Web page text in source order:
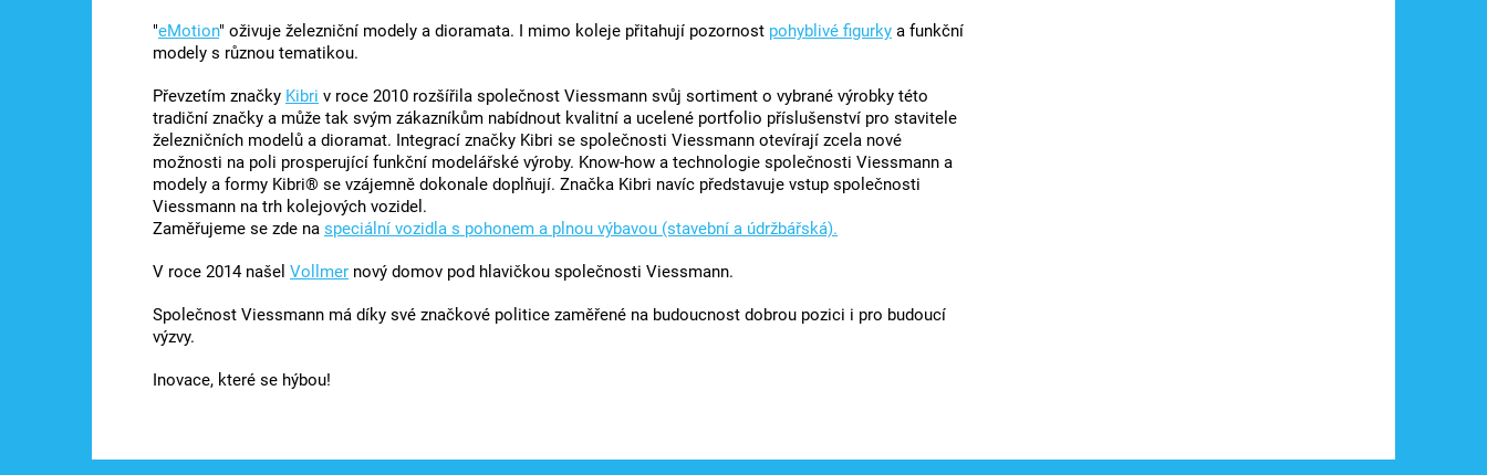
"eMotion" oživuje železniční modely a dioramata. I mimo koleje přitahují pozornost pohyblivé figurky a funkční
modely s různou tematikou.
Převzetím značky Kibri v roce 2010 rozšířila společnost Viessmann svůj sortiment o vybrané výrobky této
tradiční značky a může tak svým zákazníkům nabídnout kvalitní a ucelené portfolio příslušenství pro stavitele
železničních modelů a dioramat. Integrací značky Kibri se společnosti Viessmann otevírají zcela nové
možnosti na poli prosperující funkční modelářské výroby. Know-how a technologie společnosti Viessmann a
modely a formy Kibri® se vzájemně dokonale doplňují. Značka Kibri navíc představuje vstup společnosti
Viessmann na trh kolejových vozidel.
Zaměřujeme se zde na speciální vozidla s pohonem a plnou výbavou (stavební a údržbářská).
V roce 2014 našel Vollmer nový domov pod hlavičkou společnosti Viessmann.
Společnost Viessmann má díky své značkové politice zaměřené na budoucnost dobrou pozici i pro budoucí
výzvy.
Inovace, které se hýbou!